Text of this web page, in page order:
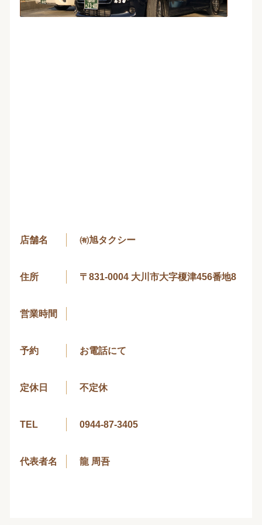
店舗名 ㈲旭タクシー
住所 〒831-0004 大川市大字榎津456番地8
営業時間
予約 お電話にて
定休日 不定休
TEL 0944-87-3405
代表者名 龍 周吾